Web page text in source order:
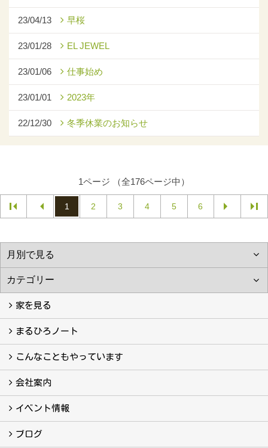
23/04/13 早桜
23/01/28 EL JEWEL
23/01/06 仕事始め
23/01/01 2023年
22/12/30 冬季休業のお知らせ
1ページ （全176ページ中）
1 2 3 4 5 6
家を見る
フォトギャラリー
現場レポート
完工事例
お客様の声
まるひろノート
真っ直ぐの家づくり
自慢の大工たち
こだわりの自然素材
快適な家のエッセンス
注文住宅ができるまで
こんなこともやっています
こんなこともやっています
会社案内
会社案内
まるひろの人
スタッフ紹介
プライバシーポリシー
イベント情報
イベント予告
イベント報告
ブログ